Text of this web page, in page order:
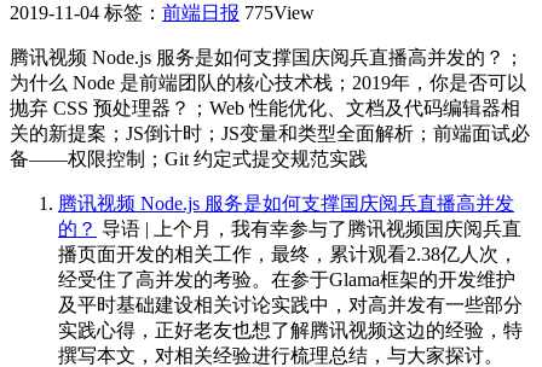
2019-11-04 标签： 前端日报 775View
腾讯视频 Node.js 服务是如何支撑国庆阅兵直播高并发的？；
为什么 Node 是前端团队的核心技术栈；2019年，你是否可以
抛弃 CSS 预处理器？；Web 性能优化、文档及代码编辑器相
关的新提案；JS倒计时；JS变量和类型全面解析；前端面试必
备——权限控制；Git 约定式提交规范实践
腾讯视频 Node.js 服务是如何支撑国庆阅兵直播高并发
的？ 导语 | 上个月，我有幸参与了腾讯视频国庆阅兵直
播页面开发的相关工作，最终，累计观看2.38亿人次，
经受住了高并发的考验。在参于Glama框架的开发维护
及平时基础建设相关讨论实践中，对高并发有一些部分
实践心得，正好老友也想了解腾讯视频这边的经验，特
撰写本文，对相关经验进行梳理总结，与大家探讨。